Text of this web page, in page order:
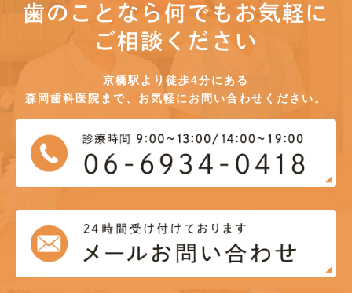
歯のことなら何でもお気軽に
ご相談ください
京橋駅より徒歩4分にある
森岡歯科医院まで、お気軽にお問い合わせください。